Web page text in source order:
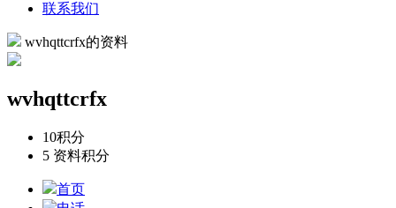
联系我们
wvhqttcrfx的资料
wvhqttcrfx
10积分
5 资料积分
首页